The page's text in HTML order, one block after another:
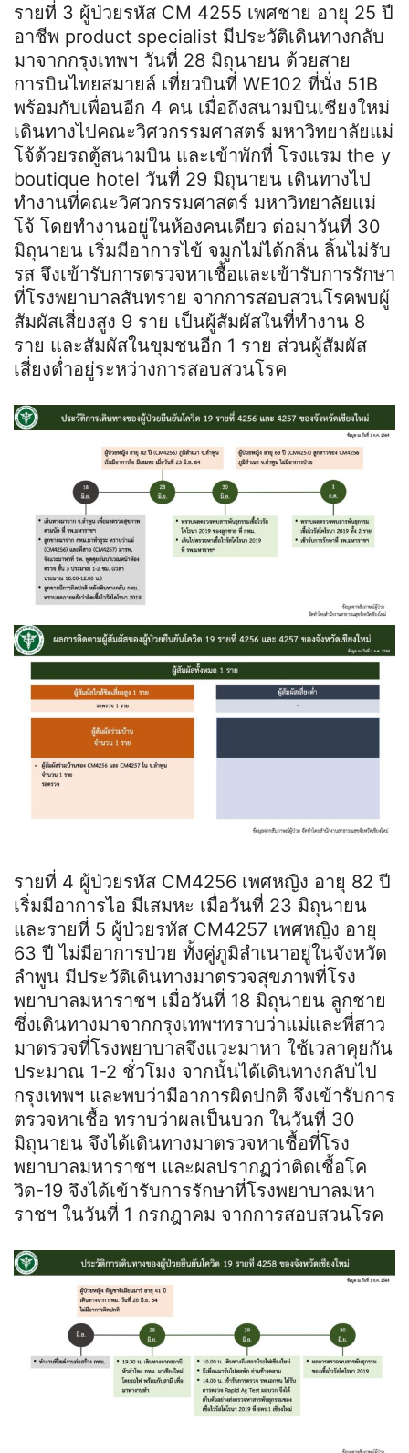
รายที่ 3 ผู้ป่วยรหัส CM 4255 เพศชาย อายุ 25 ปี
อาชีพ product specialist มีประวัติเดินทางกลับ
มาจากกรุงเทพฯ วันที่ 28 มิถุนายน ด้วยสาย
การบินไทยสมายล์ เที่ยวบินที่ WE102 ที่นั่ง 51B
พร้อมกับเพื่อนอีก 4 คน เมื่อถึงสนามบินเชียงใหม่
เดินทางไปคณะวิศวกรรมศาสตร์ มหาวิทยาลัยแม่
โจ้ด้วยรถตู้สนามบิน และเข้าพักที่ โรงแรม the y
boutique hotel วันที่ 29 มิถุนายน เดินทางไป
ทำงานที่คณะวิศวกรรมศาสตร์ มหาวิทยาลัยแม่
โจ้ โดยทำงานอยู่ในห้องคนเดียว ต่อมาวันที่ 30
มิถุนายน เริ่มมีอาการไข้ จมูกไม่ได้กลิ่น ลิ้นไม่รับ
รส จึงเข้ารับการตรวจหาเชื้อและเข้ารับการรักษา
ที่โรงพยาบาลสันทราย จากการสอบสวนโรคพบผู้
สัมผัสเสี่ยงสูง 9 ราย เป็นผู้สัมผัสในที่ทำงาน 8
ราย และสัมผัสในขุมชนอีก 1 ราย ส่วนผู้สัมผัส
เสี่ยงต่ำอยู่ระหว่างการสอบสวนโรค
รายที่ 4 ผู้ป่วยรหัส CM4256 เพศหญิง อายุ 82 ปี
เริ่มมีอาการไอ มีเสมหะ เมื่อวันที่ 23 มิถุนายน
และรายที่ 5 ผู้ป่วยรหัส CM4257 เพศหญิง อายุ
63 ปี ไม่มีอาการป่วย ทั้งคู่ภูมิลำเนาอยู่ในจังหวัด
ลำพูน มีประวัติเดินทางมาตรวจสุขภาพที่โรง
พยาบาลมหาราชฯ เมื่อวันที่ 18 มิถุนายน ลูกชาย
ซึ่งเดินทางมาจากกรุงเทพฯทราบว่าแม่และพี่สาว
มาตรวจที่โรงพยาบาลจึงแวะมาหา ใช้เวลาคุยกัน
ประมาณ 1-2 ชั่วโมง จากนั้นได้เดินทางกลับไป
กรุงเทพฯ และพบว่ามีอาการผิดปกติ จึงเข้ารับการ
ตรวจหาเชื้อ ทราบว่าผลเป็นบวก ในวันที่ 30
มิถุนายน จึงได้เดินทางมาตรวจหาเชื้อที่โรง
พยาบาลมหาราชฯ และผลปรากฏว่าติดเชื้อโค
วิด-19 จึงได้เข้ารับการรักษาที่โรงพยาบาลมหา
ราชฯ ในวันที่ 1 กรกฎาคม จากการสอบสวนโรค